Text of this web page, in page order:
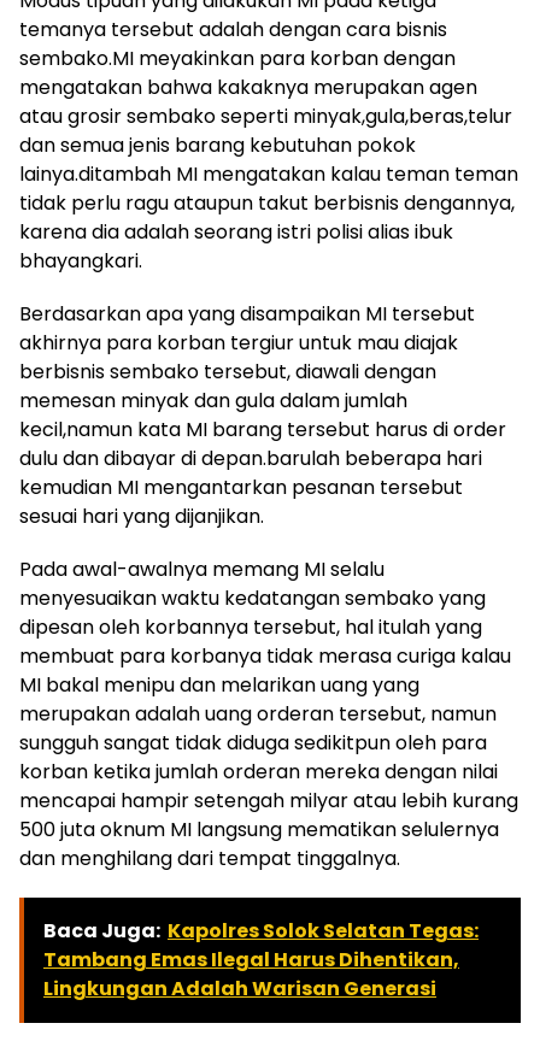
temanya tersebut adalah dengan cara bisnis
sembako.MI meyakinkan para korban dengan
mengatakan bahwa kakaknya merupakan agen
atau grosir sembako seperti minyak,gula,beras,telur
dan semua jenis barang kebutuhan pokok
lainya.ditambah MI mengatakan kalau teman teman
tidak perlu ragu ataupun takut berbisnis dengannya,
karena dia adalah seorang istri polisi alias ibuk
bhayangkari.
Berdasarkan apa yang disampaikan MI tersebut
akhirnya para korban tergiur untuk mau diajak
berbisnis sembako tersebut, diawali dengan
memesan minyak dan gula dalam jumlah
kecil,namun kata MI barang tersebut harus di order
dulu dan dibayar di depan.barulah beberapa hari
kemudian MI mengantarkan pesanan tersebut
sesuai hari yang dijanjikan.
Pada awal-awalnya memang MI selalu
menyesuaikan waktu kedatangan sembako yang
dipesan oleh korbannya tersebut, hal itulah yang
membuat para korbanya tidak merasa curiga kalau
MI bakal menipu dan melarikan uang yang
merupakan adalah uang orderan tersebut, namun
sungguh sangat tidak diduga sedikitpun oleh para
korban ketika jumlah orderan mereka dengan nilai
mencapai hampir setengah milyar atau lebih kurang
500 juta oknum MI langsung mematikan selulernya
dan menghilang dari tempat tinggalnya.
Baca Juga: Kapolres Solok Selatan Tegas:
Tambang Emas Ilegal Harus Dihentikan,
Lingkungan Adalah Warisan Generasi